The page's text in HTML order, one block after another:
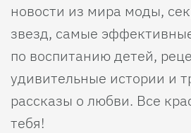
новости из мира моды,
звезд, самые
по воспитанию детей,
удивительные истории и
рассказы о любви. Все
тебя!